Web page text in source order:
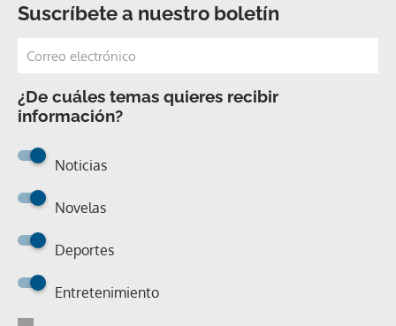
Suscríbete a nuestro boletín
¿De cuáles temas quieres recibir
información?
Noticias
Novelas
Deportes
Entretenimiento